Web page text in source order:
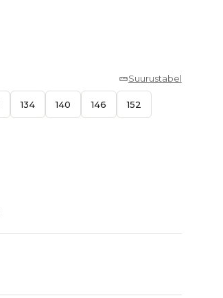
Suurustabel
134 140 146 152